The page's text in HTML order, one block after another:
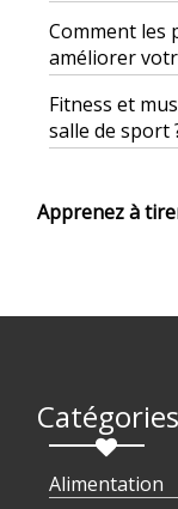
Comment les
améliorer
Fitness et
salle de sport
Apprenez à
Catégories
Alimentation